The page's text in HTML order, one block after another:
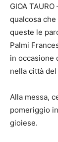
GIOA
qualcosa
queste le
Palmi
in occasione
nella città
Alla messa,
pomeriggio
gioiese.